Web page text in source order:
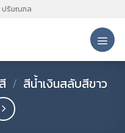
ปริมณฑล
/ สีน้ำเงินสลับสีขาว